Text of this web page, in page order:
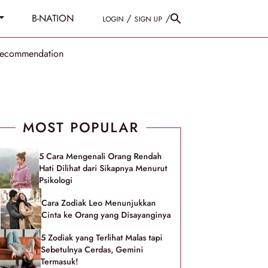
B-NATION LOGIN / SIGN UP /
MOST POPULAR
5 Cara Mengenali Orang Rendah
Hati Dilihat dari Sikapnya Menurut
Psikologi
Cara Zodiak Leo Menunjukkan
Cinta ke Orang yang Disayanginya
5 Zodiak yang Terlihat Malas tapi
Sebetulnya Cerdas, Gemini
Termasuk!